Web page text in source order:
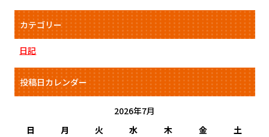
カテゴリー
日記
投稿日カレンダー
2026年7月
日
月 火 水 木 金 土